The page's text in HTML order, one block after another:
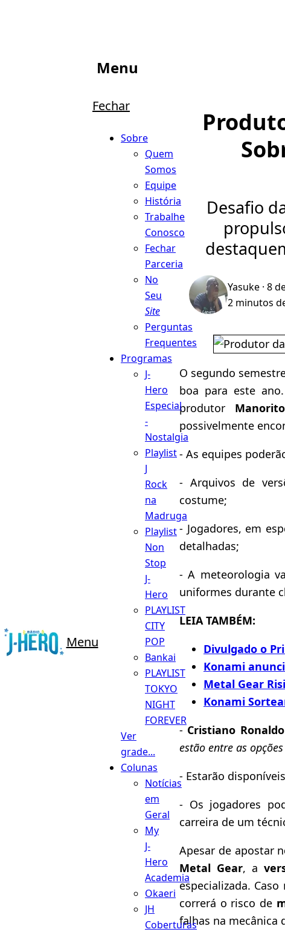
Menu
Menu
Fechar
Sobre
Quem
Somos
Equipe
História
Trabalhe
Conosco
Fechar
Parceria
No
Seu
Site
Perguntas
Frequentes
Programas
J-
Hero
Especial
-
Nostalgia
Playlist
J
Rock
na
Madruga
Playlist
Non
Stop
J-
Hero
PLAYLIST
CITY
POP
Bankai
PLAYLIST
TOKYO
NIGHT
FOREVER
Ver
grade...
Colunas
Notícias
em
Geral
My
J-
Hero
Academia
Okaeri
JH
Coberturas
Desafio
Yasuke · 8
2 minutos
O segundo
boa para este
produtor
possivelmente
- As equipes
- Arquivos de
costume;
- Jogadores, em
detalhadas;
- A meteorologia
uniformes durante
LEIA TAMBÉM:
Divulgado o
Konami
Metal Gear
Konami
-Cristiano Ronaldo
estão entre as
- Estarão
- Os jogadores
carreira de um
Apesar de apostar
Metal Gear, a
especializada.
correrá o risco de
falhas na mecânica